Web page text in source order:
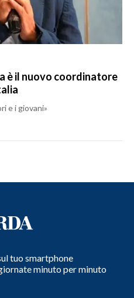
è il nuovo coordinatore
e i giovani»
tuo smartphone
minuto per minuto